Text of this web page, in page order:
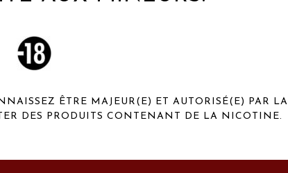
ÊTRE MAJEUR(E) ET AUTORISÉ(E) PAR LA
DES PRODUITS CONTENANT DE LA NICOTINE.